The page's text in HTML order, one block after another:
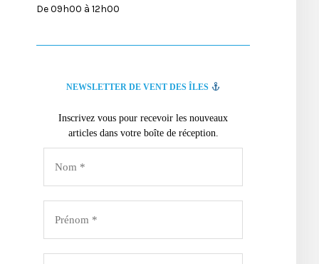
De 09h00 à 12h00
NEWSLETTER DE VENT DES ÎLES
Inscrivez vous pour recevoir les nouveaux
articles dans votre boîte de réception.